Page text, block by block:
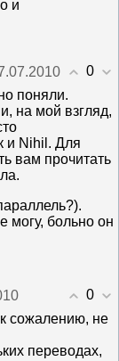
и
0
поняли.
на мой взгляд,
и Nihil. Для
вам прочитать
могу, больно он
0
сожалению, не
переводах,